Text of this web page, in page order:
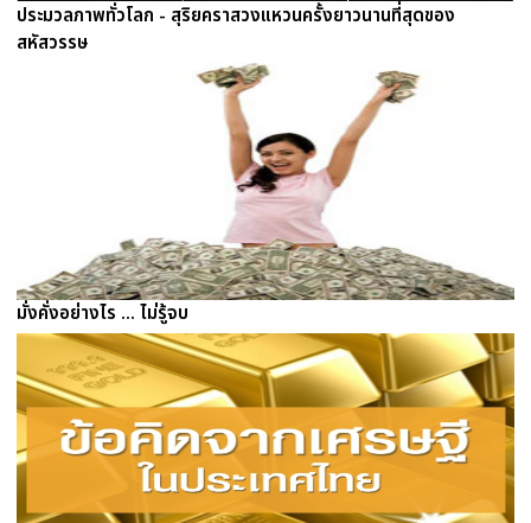
ประมวลภาพทั่วโลก - สุริยคราสวงแหวนครั้งยาวนานที่สุดของ
สหัสวรรษ
มั่งคั่งอย่างไร ... ไม่รู้จบ